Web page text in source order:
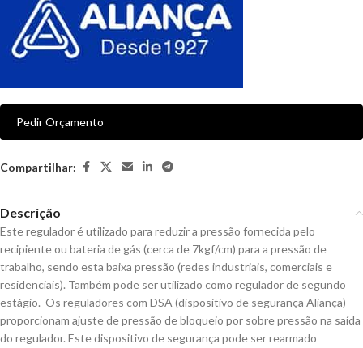
Pedir Orçamento
Compartilhar:
Descrição
Este regulador é utilizado para reduzir a pressão fornecida pelo
recipiente ou bateria de gás (cerca de 7kgf/cm) para a pressão de
trabalho, sendo esta baixa pressão (redes industriais, comerciais e
residenciais). Também pode ser utilizado como regulador de segundo
estágio. Os reguladores com DSA (dispositivo de segurança Aliança)
proporcionam ajuste de pressão de bloqueio por sobre pressão na saída
do regulador. Este dispositivo de segurança pode ser rearmado